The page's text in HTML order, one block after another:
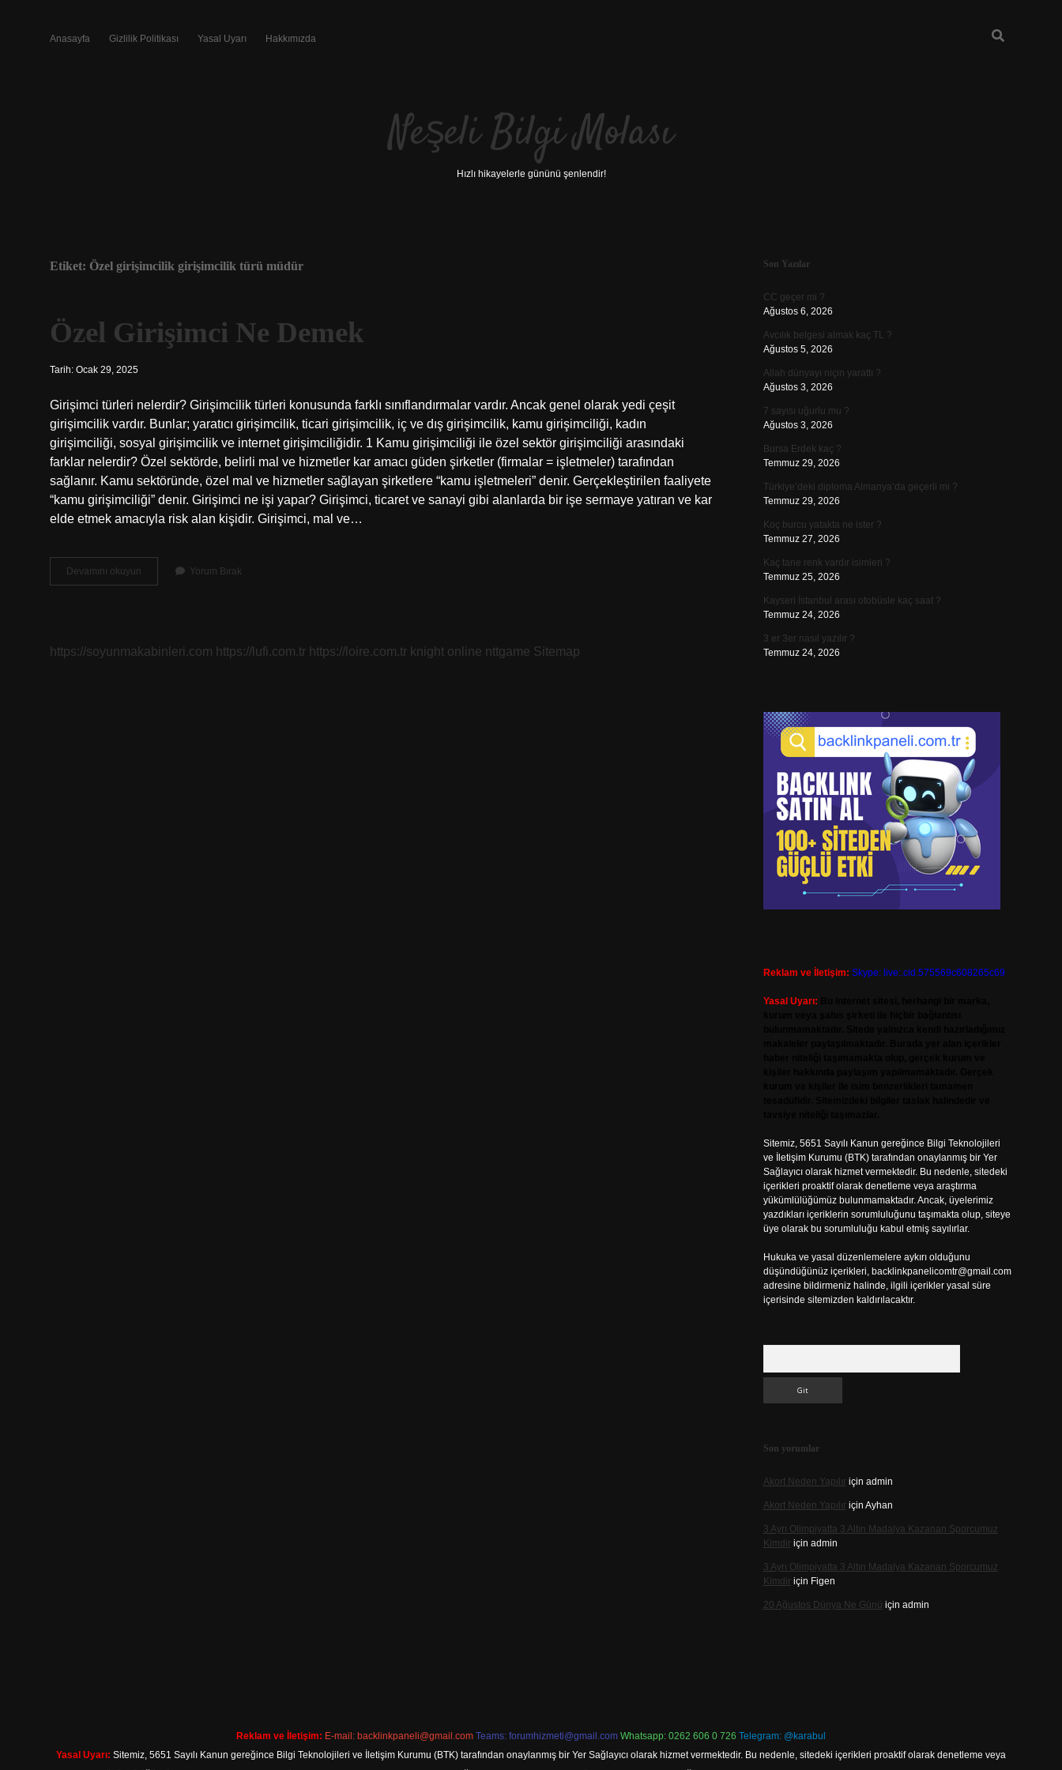
Anasayfa Gizlilik Politikası Yasal Uyarı Hakkımızda
Neşeli Bilgi Molası
Hızlı hikayelerle gününü şenlendir!
Etiket: Özel girişimcilik girişimcilik türü müdür
Özel Girişimci Ne Demek
Tarih: Ocak 29, 2025
Girişimci türleri nelerdir? Girişimcilik türleri konusunda farklı sınıflandırmalar vardır. Ancak genel olarak yedi çeşit
girişimcilik vardır. Bunlar; yaratıcı girişimcilik, ticari girişimcilik, iç ve dış girişimcilik, kamu girişimciliği, kadın
girişimciliği, sosyal girişimcilik ve internet girişimciliğidir. 1 Kamu girişimciliği ile özel sektör girişimciliği arasındaki
farklar nelerdir? Özel sektörde, belirli mal ve hizmetler kar amacı güden şirketler (firmalar = işletmeler) tarafından
sağlanır. Kamu sektöründe, özel mal ve hizmetler sağlayan şirketlere “kamu işletmeleri” denir. Gerçekleştirilen faaliyete
“kamu girişimciliği” denir. Girişimci ne işi yapar? Girişimci, ticaret ve sanayi gibi alanlarda bir işe sermaye yatıran ve kar
elde etmek amacıyla risk alan kişidir. Girişimci, mal ve…
Devamını okuyun
Girişimci
Yorum Bırak
https://soyunmakabinleri.com https://lufi.com.tr https://loire.com.tr knight online nttgame Sitemap
Sidebar
Son Yazılar
CC geçer mi ?
Ağustos 6, 2026
Avcılık belgesi almak kaç TL ?
Ağustos 5, 2026
Allah dünyayı niçin yarattı ?
Ağustos 3, 2026
7 sayısı uğurlu mu ?
Ağustos 3, 2026
Bursa Erdek kaç ?
Temmuz 29, 2026
Türkiye’deki diploma Almanya’da geçerli mi ?
Temmuz 29, 2026
Koç burcu yatakta ne ister ?
Temmuz 27, 2026
Kaç tane renk vardır isimleri ?
Temmuz 25, 2026
Kayseri İstanbul arası otobüsle kaç saat ?
Temmuz 24, 2026
3 er 3er nasıl yazılır ?
Temmuz 24, 2026
Reklam ve İletişim: Skype: live:.cid.575569c608265c69
Yasal Uyarı:
Sitemiz, 5651 Sayılı Kanun gereğince Bilgi Teknolojileri
ve İletişim Kurumu (BTK) tarafından onaylanmış bir Yer
Sağlayıcı olarak hizmet vermektedir. Bu nedenle, sitedeki
içerikleri proaktif olarak denetleme veya araştırma
yükümlülüğümüz bulunmamaktadır. Ancak, üyelerimiz
yazdıkları içeriklerin sorumluluğunu taşımakta olup, siteye
üye olarak bu sorumluluğu kabul etmiş sayılırlar.
Hukuka ve yasal düzenlemelere aykırı olduğunu
düşündüğünüz içerikleri, backlinkpanelicomtr@gmail.com
adresine bildirmeniz halinde, ilgili içerikler yasal süre
içerisinde sitemizden kaldırılacaktır.
Son yorumlar
Akort Neden Yapılıriçin admin
Akort Neden Yapılıriçin Ayhan
3 Ayrı Olimpiyatta 3 Altın Madalya Kazanan Sporcumuz
Kimdiriçin admin
3 Ayrı Olimpiyatta 3 Altın Madalya Kazanan Sporcumuz
Kimdiriçin Figen
20 Ağustos Dünya Ne Günü için admin
Reklam ve İletişim: E-mail: backlinkpaneli@gmail.com Teams: forumhizmeti@gmail.com Whatsapp: 0262 606 0 726 Telegram: @karabul
Yasal Uyarı: Sitemiz, 5651 Sayılı Kanun gereğince Bilgi Teknolojileri ve İletişim Kurumu (BTK) tarafından onaylanmış bir Yer Sağlayıcı olarak hizmet vermektedir. Bu nedenle, sitedeki içerikleri proaktif olarak denetleme veya